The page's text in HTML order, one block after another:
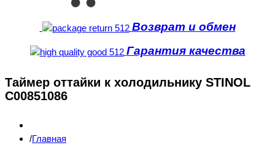
Возврат и обмен
Гарантия качества
Таймер оттайки к холодильнику STINOL
C00851086
Главная